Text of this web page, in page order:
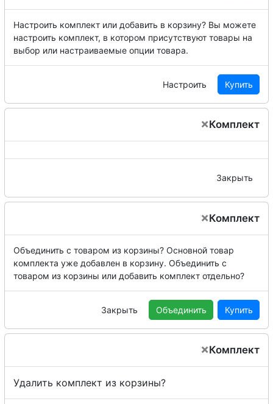
Настроить комплект или добавить в корзину? Вы можете
настроить комплект, в котором присутствуют товары на
выбор или настраиваемые опции товара.
Настроить Купить
×Комплект
Закрыть
×Комплект
Объединить с товаром из корзины? Основной товар
комплекта уже добавлен в корзину. Объединить с
товаром из корзины или добавить комплект отдельно?
Закрыть Объединить Купить
×Комплект
Удалить комплект из корзины?